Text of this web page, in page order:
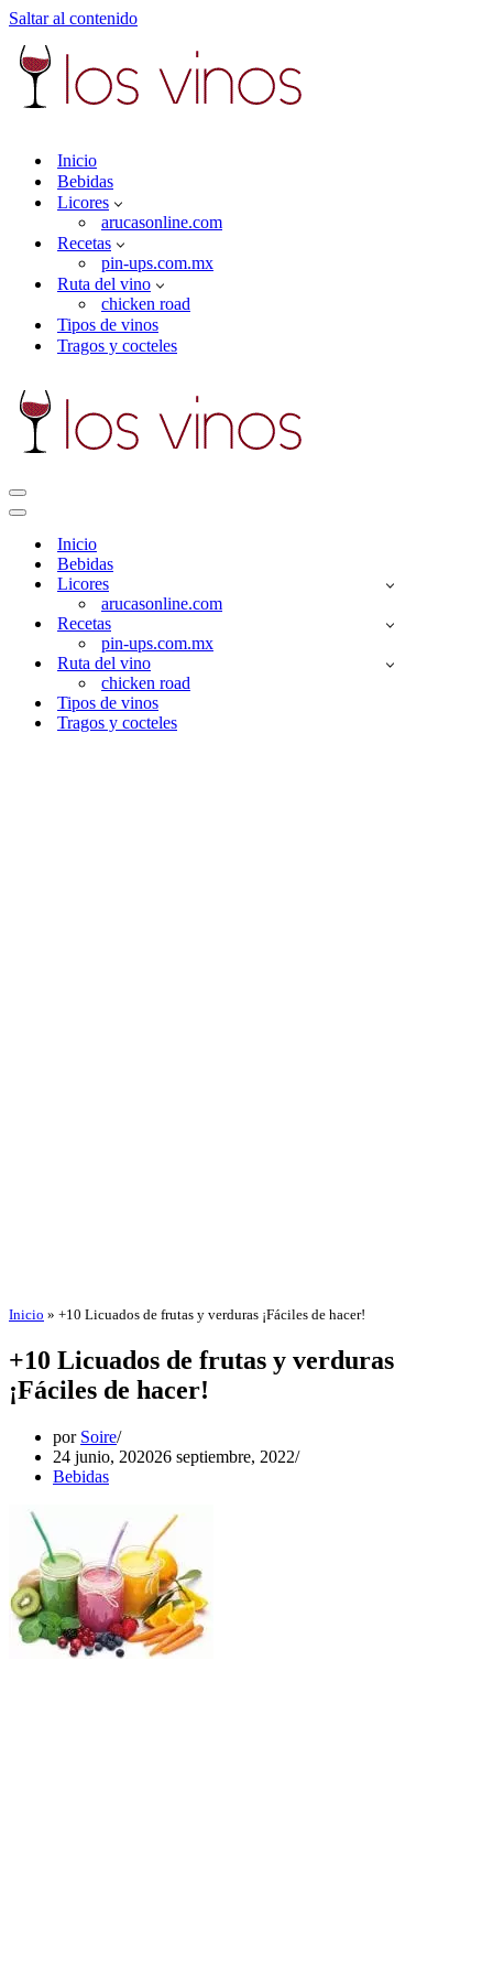
Saltar al contenido
Inicio
Bebidas
Licores
arucasonline.com
Recetas
pin-ups.com.mx
Ruta del vino
chicken road
Tipos de vinos
Tragos y cocteles
Menú
de
Menú
navegación
Inicio
Bebidas
Licores
arucasonline.com
Recetas
pin-ups.com.mx
Ruta del vino
chicken road
Tipos de vinos
Tragos y cocteles
Inicio » +10 Licuados de frutas y verduras ¡Fáciles de hacer!
+10 Licuados de frutas y verduras
¡Fáciles de hacer!
por Soire
24 junio, 202026 septiembre, 2022
Bebidas